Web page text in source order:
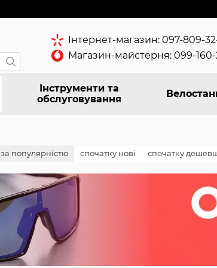
Інтернет-магазин: 097-809-
Магазин-майстерня: 099-
Інструменти та
обслуговування
за популярністю спочатку нові спочатку